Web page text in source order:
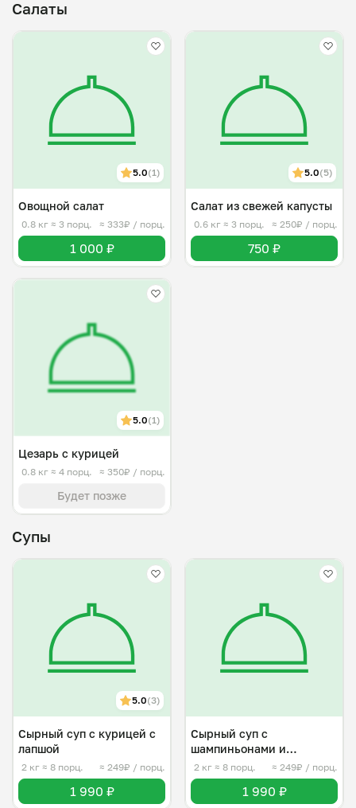
Салаты
5.0(1)
Овощной салат
0.8 кг ≈ 3 порц. ≈ 333₽ / порц.
1 000 ₽
5.0(5)
Салат из свежей капусты
0.6 кг ≈ 3 порц. ≈ 250₽ / порц.
750 ₽
5.0(1)
Цезарь с курицей
0.8 кг ≈ 4 порц. ≈ 350₽ / порц.
Будет позже
Супы
5.0(3)
Сырный суп с курицей с
лапшой
2 кг ≈ 8 порц. ≈ 249₽ / порц.
1 990 ₽
Сырный суп с
шампиньонами и
куриным филе
2 кг ≈ 8 порц. ≈ 249₽ / порц.
1 990 ₽